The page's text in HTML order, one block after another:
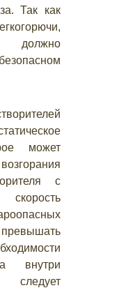
Так как
должно
может
с
внутри